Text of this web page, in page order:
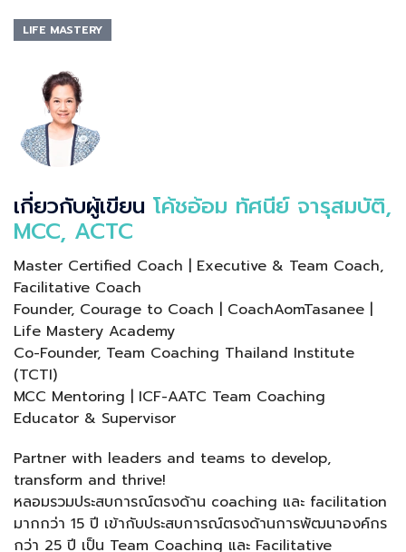
LIFE MASTERY
เกี่ยวกับผู้เขียน โค้ชอ้อม ทัศนีย์ จารุสมบัติ,
MCC, ACTC
Master Certified Coach | Executive & Team Coach,
Facilitative Coach
Founder, Courage to Coach | CoachAomTasanee |
Life Mastery Academy
Co-Founder, Team Coaching Thailand Institute
(TCTI)
MCC Mentoring | ICF-AATC Team Coaching
Educator & Supervisor
Partner with leaders and teams to develop,
transform and thrive!
หลอมรวมประสบการณ์ตรงด้าน coaching และ facilitation
มากกว่า 15 ปี เข้ากับประสบการณ์ตรงด้านการพัฒนาองค์กร
กว่า 25 ปี เป็น Team Coaching และ Facilitative